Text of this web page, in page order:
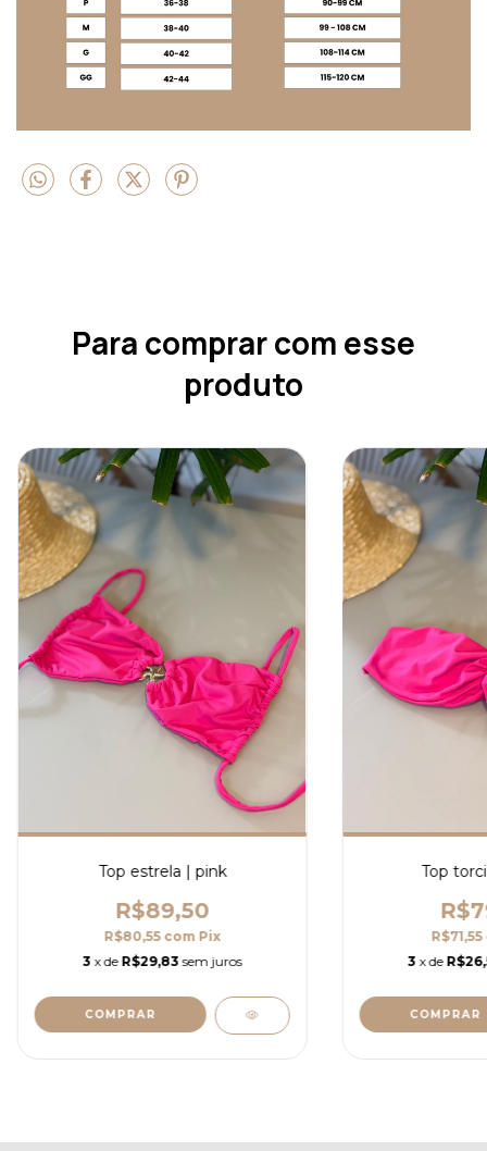
Para comprar com esse
produto
Top estrela | pink
R$89,50
R$80,55 com Pix
3 x de R$29,83 sem juros
COMPRAR
Top
R$71,55
3 x de
COMPRAR